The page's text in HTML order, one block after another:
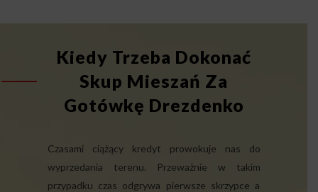
Kiedy Trzeba Dokonać
Skup Mieszań Za
Gotówkę Drezdenko
Czasami ciążący kredyt prowokuje nas do
wyprzedania terenu. Przeważnie w takim
przypadku czas odgrywa pierwsze skrzypce a